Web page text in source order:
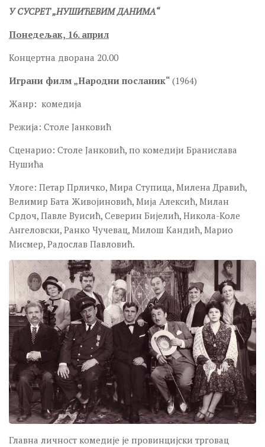
У СУСРЕТ „НУШИЋЕВИМ ДАНИМА“
Понедељак, 16. април
Концертна дворана 20.00
Играни филм „Народни посланик“ (1964)
Жанр: комедија
Режија: Столе Јанковић
Сценарио: Столе Јанковић, по комедији Бранислава
Нушића
Улоге: Петар Прличко, Мира Ступица, Милена Дравић,
Велимир Бата Живојиновић, Мија Алексић, Милан
Срдоч, Павле Вуисић, Северин Бијелић, Никола-Коле
Ангеловски, Ранко Чучевац, Милош Кандић, Марио
Мисмер, Радослав Павловић.
Главна личност комедије је провинцијски трговац